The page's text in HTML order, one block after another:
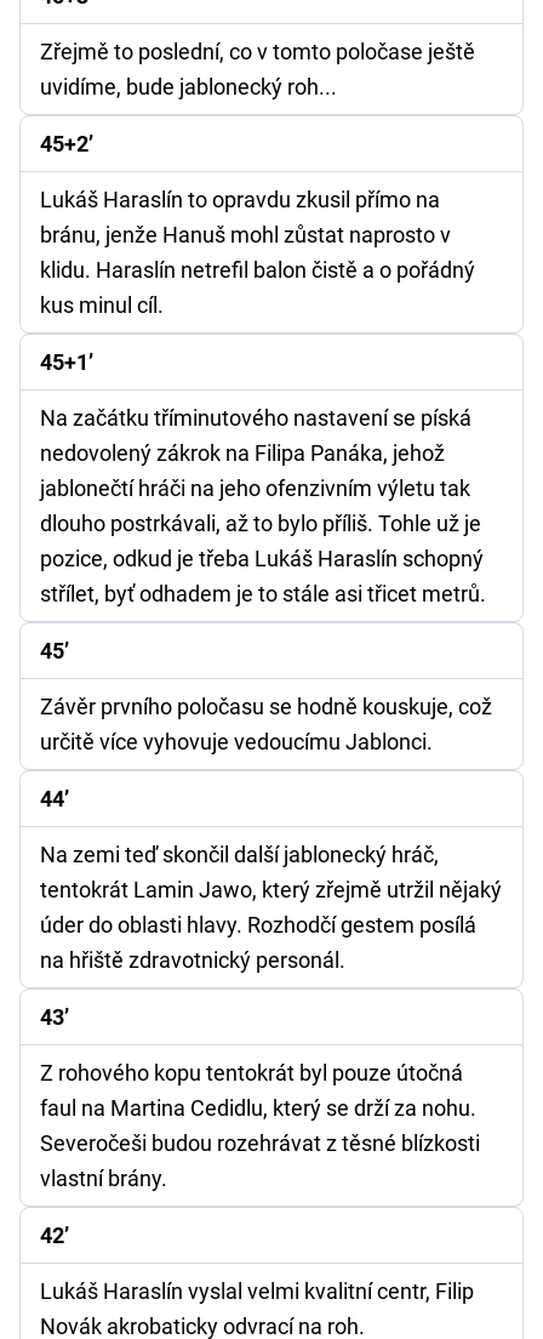
Zřejmě to poslední, co v tomto poločase ještě
uvidíme, bude jablonecký roh...
45+2’
Lukáš Haraslín to opravdu zkusil přímo na
bránu, jenže Hanuš mohl zůstat naprosto v
klidu. Haraslín netrefil balon čistě a o pořádný
kus minul cíl.
45+1’
Na začátku tříminutového nastavení se píská
nedovolený zákrok na Filipa Panáka, jehož
jablonečtí hráči na jeho ofenzivním výletu tak
dlouho postrkávali, až to bylo příliš. Tohle už je
pozice, odkud je třeba Lukáš Haraslín schopný
střílet, byť odhadem je to stále asi třicet metrů.
45’
Závěr prvního poločasu se hodně kouskuje, což
určitě více vyhovuje vedoucímu Jablonci.
44’
Na zemi teď skončil další jablonecký hráč,
tentokrát Lamin Jawo, který zřejmě utržil nějaký
úder do oblasti hlavy. Rozhodčí gestem posílá
na hřiště zdravotnický personál.
43’
Z rohového kopu tentokrát byl pouze útočná
faul na Martina Cedidlu, který se drží za nohu.
Severočeši budou rozehrávat z těsné blízkosti
vlastní brány.
42’
Lukáš Haraslín vyslal velmi kvalitní centr, Filip
Novák akrobaticky odvrací na roh.